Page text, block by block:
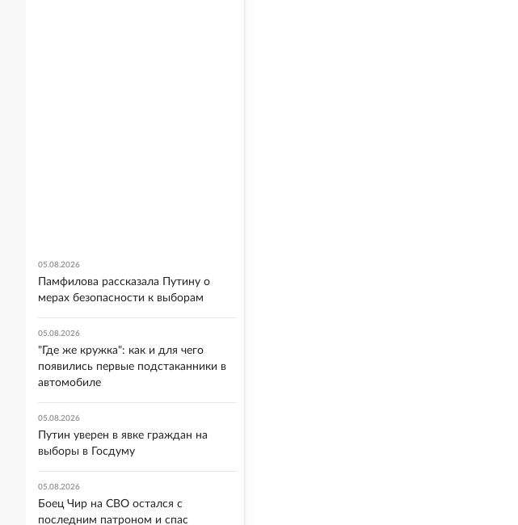
05.08.2026
Памфилова рассказала Путину о
мерах безопасности к выборам
05.08.2026
"Где же кружка": как и для чего
появились первые подстаканники в
автомобиле
05.08.2026
Путин уверен в явке граждан на
выборы в Госдуму
05.08.2026
Боец Чир на СВО остался с
последним патроном и спас